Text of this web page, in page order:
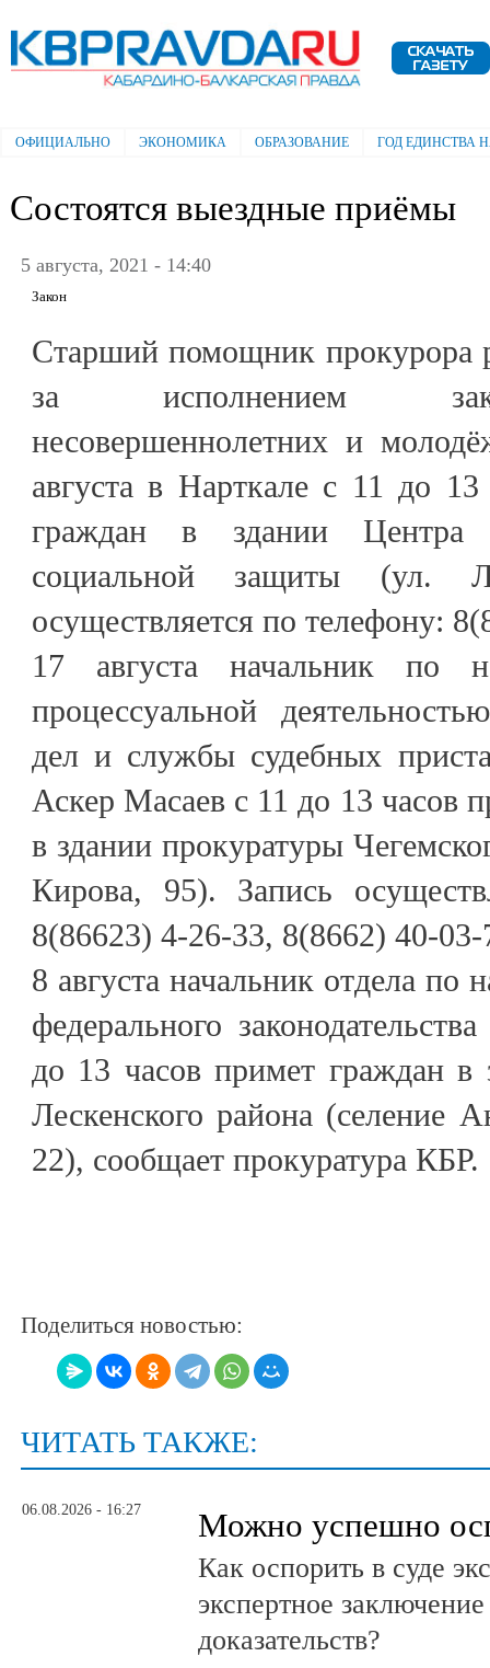
Электронная газета "Кабардино-
Балкарская правда"
Главное меню
ОФИЦИАЛЬНО ЭКОНОМИКА ОБРАЗОВАНИЕ ГОД ЕДИНСТВА
Состоятся выездные приёмы
5 августа, 2021 - 14:40
Закон
Старший помощник прокурора
за исполнением
несовершеннолетних и
августа в Нарткале с 11 до
граждан в здании Центра
социальной защиты (ул.
осуществляется по телефону:
17 августа начальник по
процессуальной
дел и службы судебных
Аскер Масаев с 11 до 13 часов
в здании прокуратуры
Кирова, 95). Запись
8(86623) 4-26-33, 8(8662) 40-03-
8 августа начальник отдела по
федерального
до 13 часов примет граждан в
Лескенского района (селение
22), сообщает прокуратура КБР.
Поделиться новостью:
ЧИТАТЬ ТАКЖЕ:
06.08.2026 - 16:27 Можно успешно
Как оспорить в суде
экспертное
доказательств?